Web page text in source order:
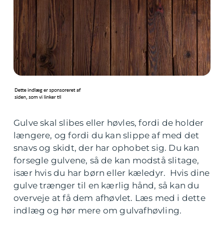
Gulve skal slibes eller høvles, fordi de holder
længere, og fordi du kan slippe af med det
snavs og skidt, der har ophobet sig. Du kan
forsegle gulvene, så de kan modstå slitage,
især hvis du har børn eller kæledyr. Hvis dine
gulve trænger til en kærlig hånd, så kan du
overveje at få dem afhøvlet. Læs med i dette
indlæg og hør mere om gulvafhøvling.